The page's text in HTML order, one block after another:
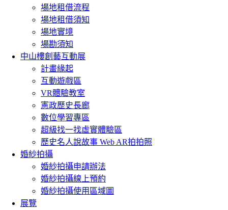
場地租借流程
場地租借須知
場地實境
場勘須知
中山樓創藝互動展
計畫緣起
互動遊戲區
VR體驗教室
憲政歷史長廊
數位學習專區
超級找一找虛實體驗區
歷史名人說故事 Web AR拍拍照
婚紗拍攝
婚紗拍攝申請辦法
婚紗拍攝線上預約
婚紗拍攝使用區域圖
展覽